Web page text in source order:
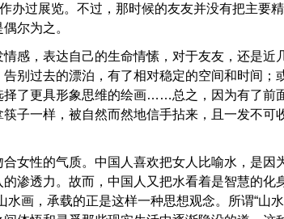
办过展览。不过，那时候的友友并没有把主要
尔为之。
感，表达自己的生命情愫，对于友友，还是近
别过去的漂泊，有了相对稳定的空间和时间；
择了更具形象思维的绘画……总之，因为有了前
子一样，被自然而然地信手拈来，且一发不可
女性的气质。中国人喜欢把女人比喻水，是因
渗透力。故而，中国人又把水看着是智慧的化
水画，承载的正是这样一种思想观念。所谓“山